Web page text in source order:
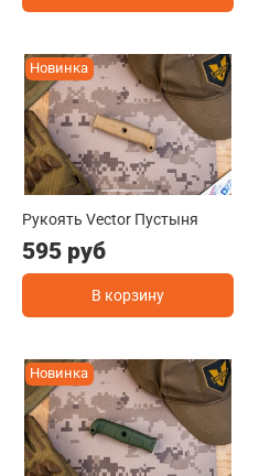
Новинка
Рукоять Vector Пустыня
595 руб
В корзину
Новинка